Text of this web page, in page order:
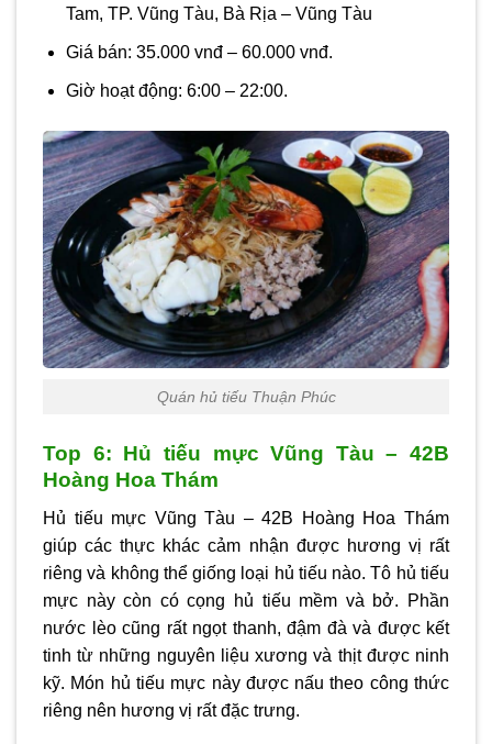
Tam, TP. Vũng Tàu, Bà Rịa – Vũng Tàu
Giá bán: 35.000 vnđ – 60.000 vnđ.
Giờ hoạt động: 6:00 – 22:00.
Quán hủ tiếu Thuận Phúc
Top 6: Hủ tiếu mực Vũng Tàu – 42B
Hoàng Hoa Thám
Hủ tiếu mực Vũng Tàu – 42B Hoàng Hoa Thám
giúp các thực khác cảm nhận được hương vị rất
riêng và không thể giống loại hủ tiếu nào. Tô hủ tiếu
mực này còn có cọng hủ tiếu mềm và bở. Phần
nước lèo cũng rất ngọt thanh, đậm đà và được kết
tinh từ những nguyên liệu xương và thịt được ninh
kỹ. Món hủ tiếu mực này được nấu theo công thức
riêng nên hương vị rất đặc trưng.